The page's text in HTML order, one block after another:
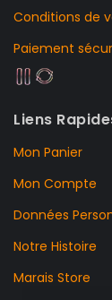
Conditions de
Paiement
Liens
Mon Panier
Mon Compte
Données
Notre Histoire
Marais Store